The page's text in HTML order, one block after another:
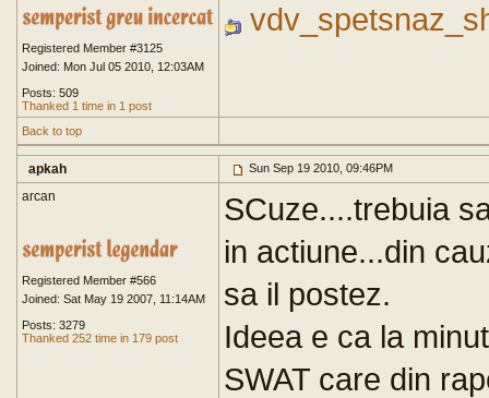
Registered Member #3125
Joined: Mon Jul 05 2010, 12:03AM
Posts: 509
Thanked 1 time in 1 post
Back to top
apkah Sun Sep 19 2010, 09:46PM
arcan
Registered Member #566
Joined: Sat May 19 2007, 11:14AM
Posts: 3279
Thanked 252 time in 179 post
SCuze....trebuia
in actiune...din
sa il postez.
Ideea e ca la
SWAT care din